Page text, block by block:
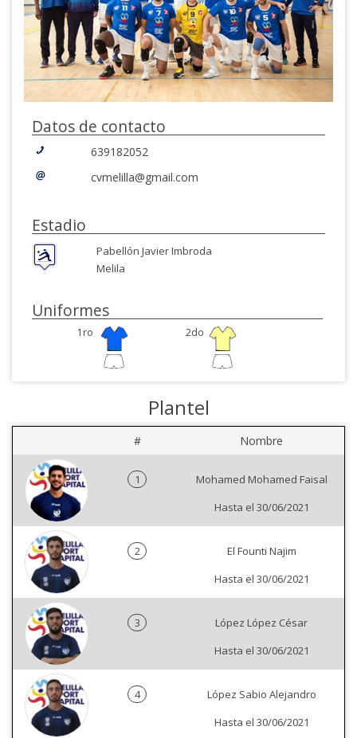
Datos de contacto
639182052
cvmelilla@gmail.com
Estadio
Pabellón Javier Imbroda
Melila
Uniformes
1ro 2do
Plantel
# Nombre
1
Mohamed Mohamed Faisal
Hasta el 30/06/2021
2
El Founti Najim
Hasta el 30/06/2021
3
López López César
Hasta el 30/06/2021
4
López Sabio Alejandro
Hasta el 30/06/2021